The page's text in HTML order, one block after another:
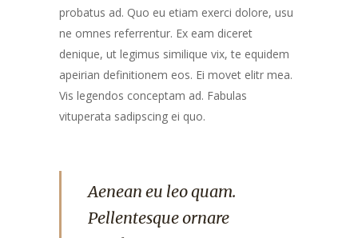
probatus ad. Quo eu etiam exerci dolore, usu
ne omnes referrentur. Ex eam diceret
denique, ut legimus similique vix, te equidem
apeirian definitionem eos. Ei movet elitr mea.
Vis legendos conceptam ad. Fabulas
vituperata sadipscing ei quo.
Aenean eu leo quam.
Pellentesque ornare